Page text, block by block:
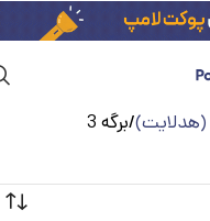
(هدلایت) برگه 3